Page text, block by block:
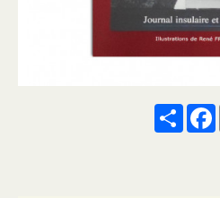
Share